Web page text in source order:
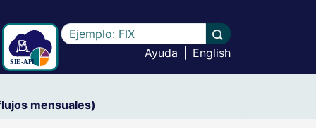
Escriba el texto a buscar
Llevar a cabo la
Ayuda
English
mensuales)